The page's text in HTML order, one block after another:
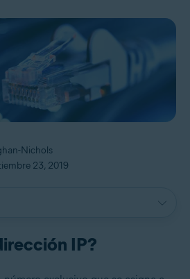
Nichols
23, 2019
IP?